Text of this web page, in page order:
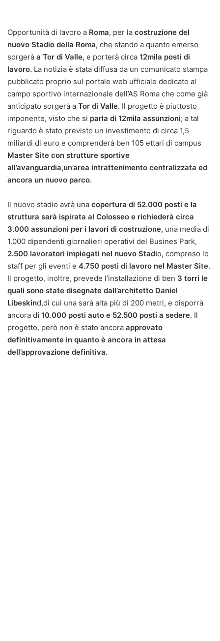
Opportunità di lavoro a Roma, per la costruzione del
nuovo Stadio della Roma, che stando a quanto emerso
sorgerà a Tor di Valle, e porterà circa 12mila posti di
lavoro. La notizia è stata diffusa da un comunicato stampa
pubblicato proprio sul portale web ufficiale dedicato al
campo sportivo internazionale dell’AS Roma che come già
anticipato sorgerà a Tor di Valle. Il progetto è piuttosto
imponente, visto che si parla di 12mila assunzioni; a tal
riguardo è stato previsto un investimento di circa 1,5
miliardi di euro e comprenderà ben 105 ettari di campus
Master Site con strutture sportive
all’avanguardia,un’area intrattenimento centralizzata ed
ancora un nuovo parco.
Il nuovo stadio avrà una copertura di 52.000 posti e la
struttura sarà ispirata al Colosseo e richiederà circa
3.000 assunzioni per i lavori di costruzione, una media di
1.000 dipendenti giornalieri operativi del Busines Park,
2.500 lavoratori impiegati nel nuovo Stadio, compreso lo
staff per gli eventi e 4.750 posti di lavoro nel Master Site.
Il progetto, inoltre, prevede l’installazione di ben 3 torri le
quali sono state disegnate dall’architetto Daniel
Libeskind,di cui una sarà alta più di 200 metri, e disporrà
ancora di 10.000 posti auto e 52.500 posti a sedere. Il
progetto, però non è stato ancora approvato
definitivamente in quanto è ancora in attesa
dell’approvazione definitiva.